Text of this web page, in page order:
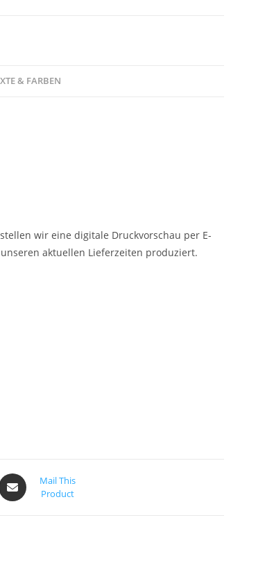
& FARBEN
wir eine digitale Druckvorschau per E-
aktuellen Lieferzeiten produziert.
Mail This
Product